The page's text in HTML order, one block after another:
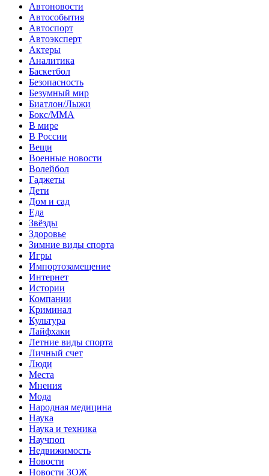
Автоновости
Автособытия
Автоспорт
Автоэксперт
Актеры
Аналитика
Баскетбол
Безопасность
Безумный мир
Биатлон/Лыжи
Бокс/MMA
В мире
В России
Вещи
Военные новости
Волейбол
Гаджеты
Дети
Дом и сад
Еда
Звёзды
Здоровье
Зимние виды спорта
Игры
Импортозамещение
Интернет
Истории
Компании
Криминал
Культура
Лайфхаки
Летние виды спорта
Личный счет
Люди
Места
Мнения
Мода
Народная медицина
Наука
Наука и техника
Научпоп
Недвижимость
Новости
Новости ЗОЖ